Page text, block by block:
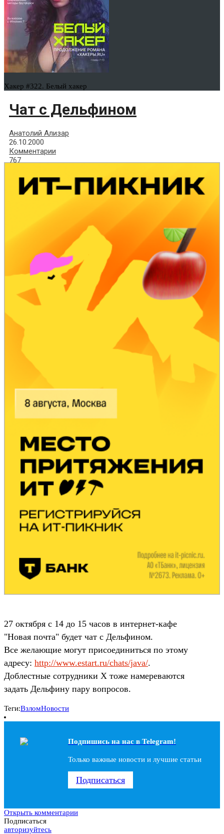
Хакер #322. Белый хакер
Чат с Дельфином
Анатолий Ализар
26.10.2000
Комментарии
767
27 октября с 14 до 15 часов в интернет-кафе
"Новая почта" будет чат с Дельфином.
Все желающие могут присоединиться по этому
адресу: http://www.estart.ru/chats/java/.
Доблестные сотрудники Х тоже намереваются
задать Дельфину пару вопросов.
Теги:ВзломНовости
Подпишись на наc в Telegram!
Только важные новости и лучшие статьи
Подписаться
Открыть комментарии
Подписаться
авторизуйтесь